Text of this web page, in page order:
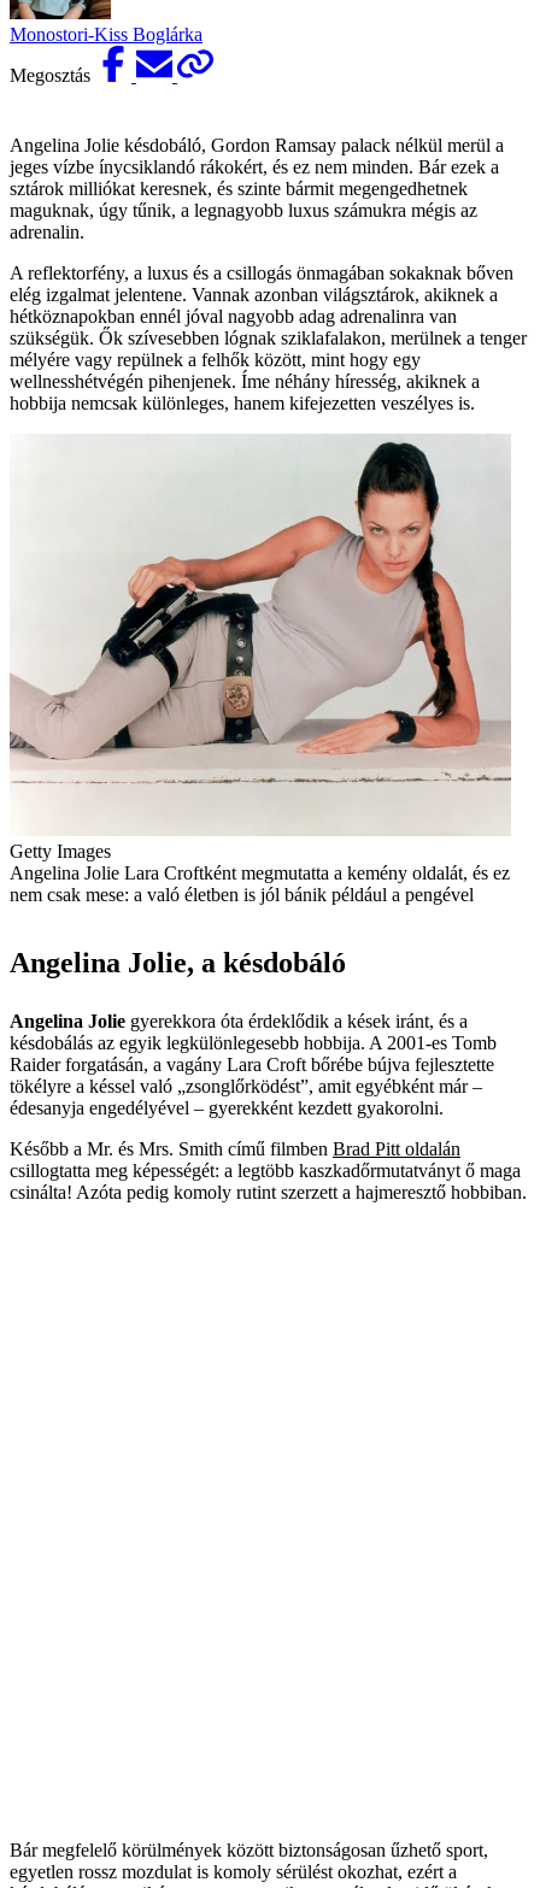
Monostori-Kiss Boglárka
Megosztás
Angelina Jolie késdobáló, Gordon Ramsay palack nélkül merül a
jeges vízbe ínycsiklandó rákokért, és ez nem minden. Bár ezek a
sztárok milliókat keresnek, és szinte bármit megengedhetnek
maguknak, úgy tűnik, a legnagyobb luxus számukra mégis az
adrenalin.
A reflektorfény, a luxus és a csillogás önmagában sokaknak bőven
elég izgalmat jelentene. Vannak azonban világsztárok, akiknek a
hétköznapokban ennél jóval nagyobb adag adrenalinra van
szükségük. Ők szívesebben lógnak sziklafalakon, merülnek a tenger
mélyére vagy repülnek a felhők között, mint hogy egy
wellnesshétvégén pihenjenek. Íme néhány híresség, akiknek a
hobbija nemcsak különleges, hanem kifejezetten veszélyes is.
Getty Images
Angelina Jolie Lara Croftként megmutatta a kemény oldalát, és ez
nem csak mese: a való életben is jól bánik például a pengével
Angelina Jolie, a késdobáló
Angelina Jolie gyerekkora óta érdeklődik a kések iránt, és a
késdobálás az egyik legkülönlegesebb hobbija. A 2001-es Tomb
Raider forgatásán, a vagány Lara Croft bőrébe bújva fejlesztette
tökélyre a késsel való „zsonglőrködést”, amit egyébként már –
édesanyja engedélyével – gyerekként kezdett gyakorolni.
Később a Mr. és Mrs. Smith című filmben Brad Pitt oldalán
csillogtatta meg képességét: a legtöbb kaszkadőrmutatványt ő maga
csinálta! Azóta pedig komoly rutint szerzett a hajmeresztő hobbiban.
Bár megfelelő körülmények között biztonságosan űzhető sport,
egyetlen rossz mozdulat is komoly sérülést okozhat, ezért a